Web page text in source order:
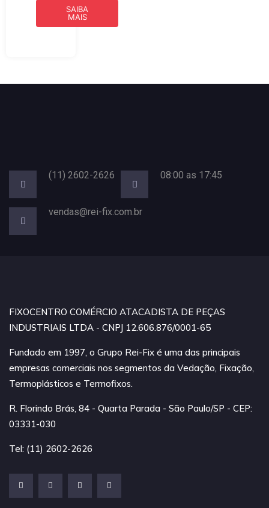
SAIBA
MAIS
(11) 2602-2626 08:00 as 17:45
vendas@rei-fix.com.br
FIXOCENTRO COMÉRCIO ATACADISTA DE PEÇAS
INDUSTRIAIS LTDA - CNPJ 12.606.876/0001-65
Fundado em 1997, o Grupo Rei-Fix é uma das principais
empresas comerciais nos segmentos da Vedação, Fixação,
Termoplásticos e Termofixos.
R. Florindo Brás, 84 - Quarta Parada - São Paulo/SP - CEP:
03331-030
Tel: (11) 2602-2626